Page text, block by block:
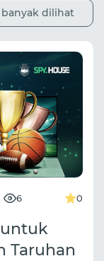
dilihat
6 0
Taruhan